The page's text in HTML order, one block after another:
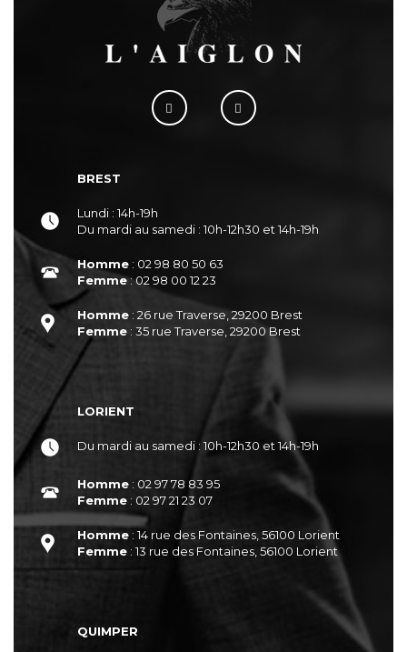
BREST
Lundi : 14h-19h
Du mardi au samedi : 10h-12h30 et 14h-19h
Homme : 02 98 80 50 63
Femme: 02 98 00 12 23
Homme : 26 rue Traverse, 29200 Brest
Femme : 35 rue Traverse, 29200 Brest
LORIENT
Du mardi au samedi : 10h-12h30 et 14h-19h
Homme : 02 97 78 83 95
Femme : 02 97 21 23 07
Homme : 14 rue des Fontaines, 56100 Lorient
Femme : 13 rue des Fontaines, 56100 Lorient
QUIMPER